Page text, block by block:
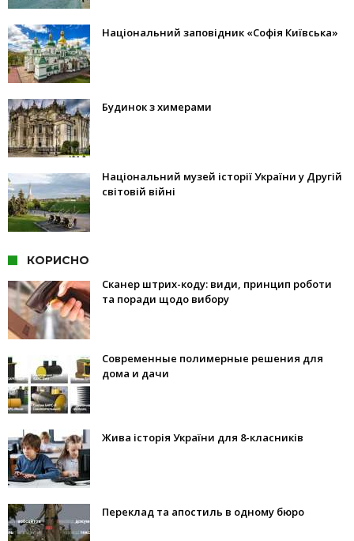
Національний заповідник «Софія Київська»
Будинок з химерами
Національний музей історії України у Другій
світовій війні
КОРИСНО
Сканер штрих-коду: види, принцип роботи
та поради щодо вибору
Современные полимерные решения для
дома и дачи
Жива історія України для 8-класників
Переклад та апостиль в одному бюро